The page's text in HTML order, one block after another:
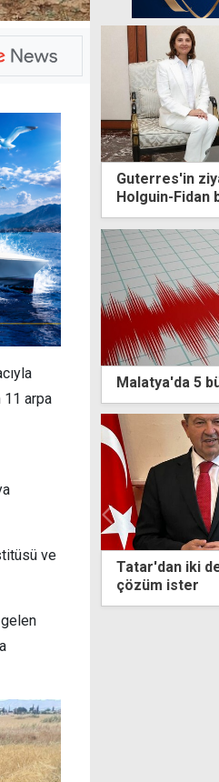
11 arpa
ve
Guterres'in
Holguin-Fidan
Malatya'da 5
Türkü
1 Ağustos
egemen